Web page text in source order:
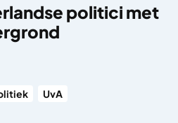
politici met
UvA